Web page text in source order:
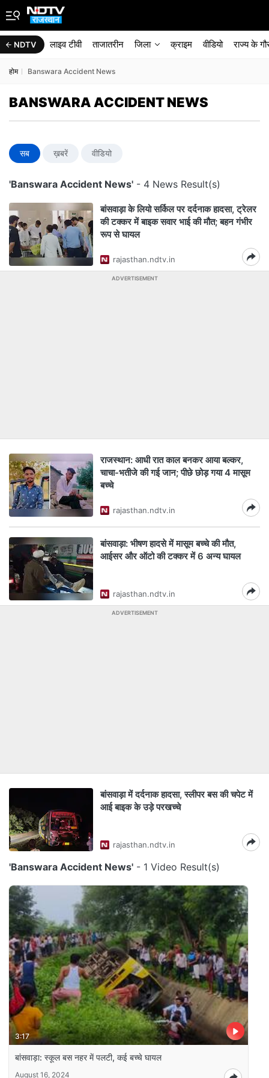
NDTV लाइव टीवी ताजातरीन जिला क्राइम वीडियो राज्‍य के
होम Banswara Accident News
BANSWARA ACCIDENT NEWS
सब ख़बरें वीडियो
'Banswara Accident News' - 4 News Result(s)
बांसवाड़ा के लियो सर्किल पर दर्दनाक हादसा, ट्रेलर
की टक्कर में बाइक सवार भाई की मौत; बहन गंभीर
रूप से घायल
rajasthan.ndtv.in
ADVERTISEMENT
राजस्थान: आधी रात काल बनकर आया बल्कर,
चाचा-भतीजे की गई जान; पीछे छोड़ गया 4 मासूम
बच्चे
rajasthan.ndtv.in
बांसवाड़ा: भीषण हादसे में मासूम बच्चे की मौत,
आईसर और ऑटो की टक्कर में 6 अन्य घायल
rajasthan.ndtv.in
ADVERTISEMENT
बांसवाड़ा में दर्दनाक हादसा, स्लीपर बस की चपेट में
आई बाइक के उड़े परखच्चे
rajasthan.ndtv.in
'Banswara Accident News' - 1 Video Result(s)
3:17
बांसवाड़ा: स्कूल बस नहर में पलटी, कई बच्चे घायल
August 16, 2024